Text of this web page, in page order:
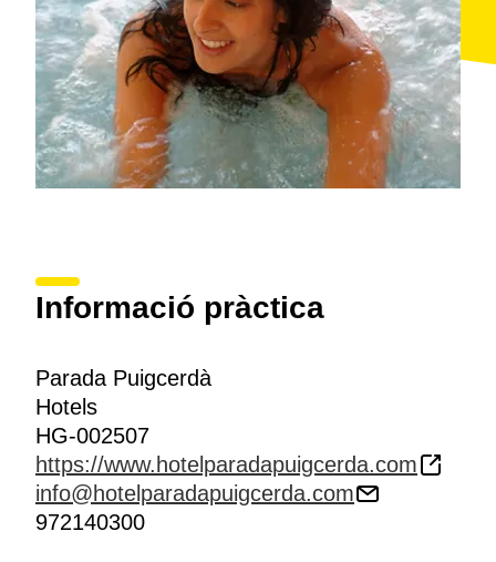
Informació pràctica
Parada Puigcerdà
Hotels
HG-002507
https://www.hotelparadapuigcerda.com
info@hotelparadapuigcerda.com
972140300